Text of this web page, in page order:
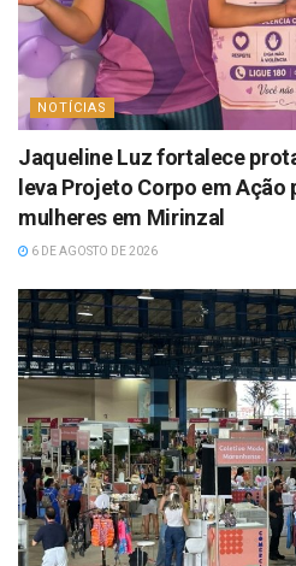
NOTÍCIAS
Jaqueline Luz fortalece
leva Projeto Corpo em Ação
mulheres em Mirinzal
6 DE AGOSTO DE 2026